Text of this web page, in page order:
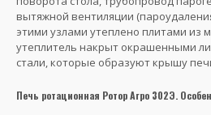
вытяжной вентиляции
этими узлами утеплено плитами из
утеплитель накрыт окрашенными
стали, которые образуют крышу
Печь ротационная Ротор Агро 302Э.